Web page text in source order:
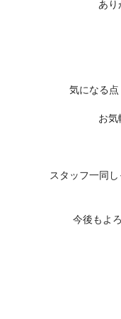
あり
気になる
お気
スタッフ一同
今後もよ